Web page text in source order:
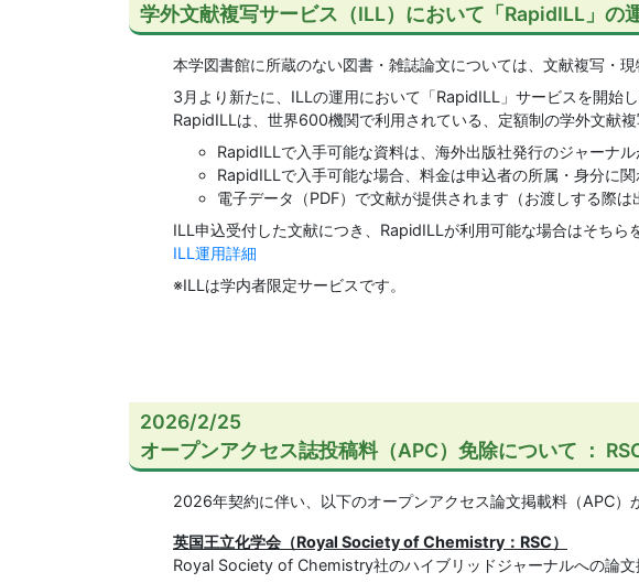
学外文献複写サービス（ILL）において「RapidILL」の
本学図書館に所蔵のない図書・雑誌論文については、文献複写・
3月より新たに、ILLの運用において「RapidILL」サービスを開始し
RapidILLは、世界600機関で利用されている、定額制の学外文献複
RapidILLで入手可能な資料は、海外出版社発行のジャーナル
RapidILLで入手可能な場合、料金は申込者の所属・身分に関
電子データ（PDF）で文献が提供されます（お渡しする際は
ILL申込受付した文献につき、RapidILLが利用可能な場合はそち
ILL運用詳細
※ILLは学内者限定サービスです。
2026/2/25
オープンアクセス誌投稿料（APC）免除について ：
2026年契約に伴い、以下のオープンアクセス論文掲載料（APC）
英国王立化学会（Royal Society of Chemistry：RSC）
Royal Society of Chemistry社のハイブリッドジャーナルへの論